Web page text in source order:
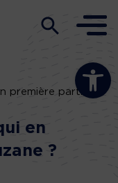
Ouvrir la
première partie de
en
?